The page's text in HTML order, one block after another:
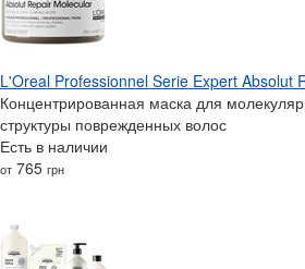
L'Oreal Professionnel Serie Expert Absolut
Концентрированная маска для
структуры поврежденных волос
Есть в наличии
от 765 грн